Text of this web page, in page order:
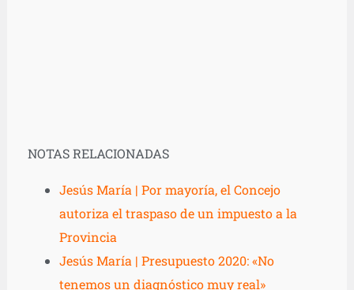
NOTAS RELACIONADAS
Jesús María | Por mayoría, el Concejo
autoriza el traspaso de un impuesto a la
Provincia
Jesús María | Presupuesto 2020: «No
tenemos un diagnóstico muy real»